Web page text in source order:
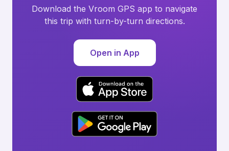
Download the Vroom GPS app to navigate
this trip with turn-by-turn directions.
Open in App